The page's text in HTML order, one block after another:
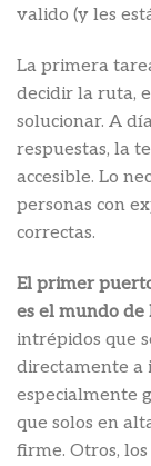
valido (y les
La primera
decidir la ruta,
solucionar. A
respuestas, la
accesible. Lo
personas con
correctas.
El primer
es el mundo de
intrépidos que
directamente a
especialmente
que solos en
firme. Otros,